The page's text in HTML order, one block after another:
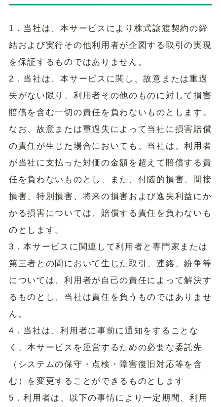
1．当社は、本サービスにより株式譲渡契約の締
結および実行その他利用者が企図する取引の実現
を保証するものではありません。
2．当社は、本サービスに関し、故意または重過
失がない限り、利用者その他のものに対して損害
賠償を含む一切の責任を負わないものとします。
なお、故意または重過失によって当社に損害賠償
の責任が生じた場合においても、当社は、利用者
が当社に支払った対価の金額を超えて賠償する責
任を負わないものとし、また、付随的損害、間接
損害、特別損害、将来の損害および逸失利益にか
かる損害については、賠償する責任を負わないも
のとします。
3．本サービスに関連して利用者と専門家または
第三者との間において生じた取引、連絡、紛争等
については、利用者が自己の責任によって解決す
るものとし、当社は責任を負うものではありませ
ん。
4．当社は、利用者に事前に通知をすることな
く、本サービスを運営するための必要な委託先
（システムの保守・点検・障害復旧対応等を含
む）を変更することができるものとします
5．利用者は、以下の事情により一定期間、利用